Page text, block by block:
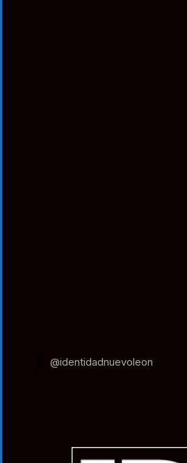
@identidadnuevoleon